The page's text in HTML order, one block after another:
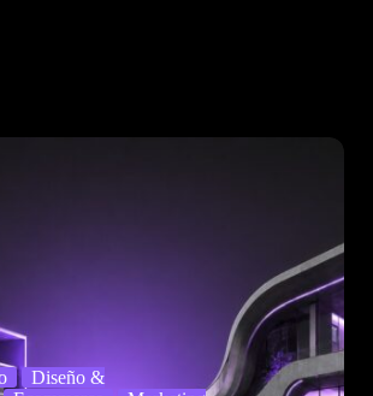
Diseño &